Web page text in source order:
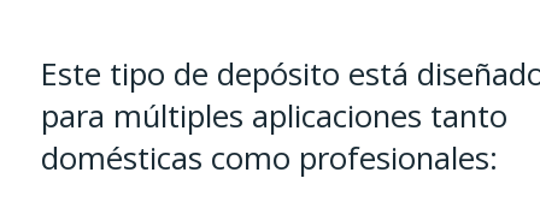
Este tipo de depósito está
para múltiples aplicaciones tanto
domésticas como profesionales: